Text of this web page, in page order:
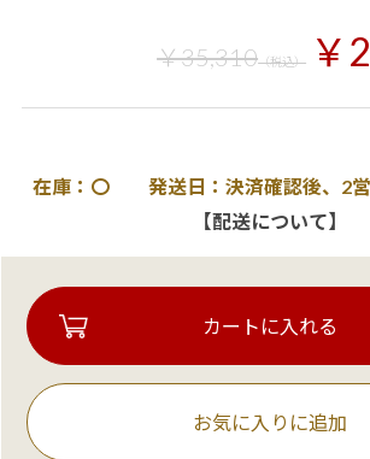
￥35,310（税込） ￥
在庫：〇 発送日：決済確認後、2営
【配送について】
お気に入りに追加